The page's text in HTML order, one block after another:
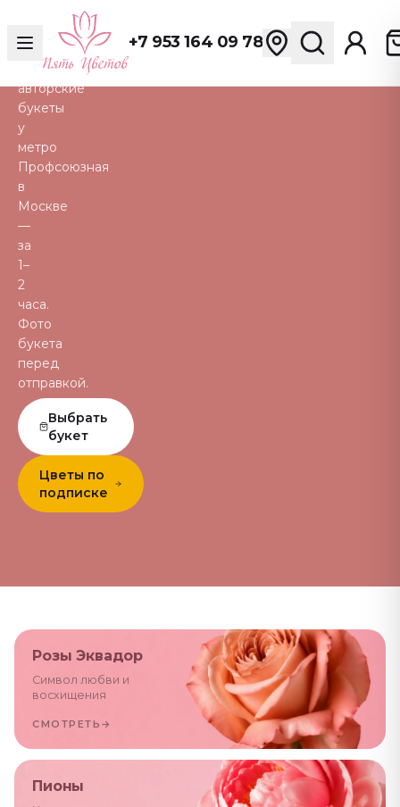
+7 953 164 09 78
пионы,
тюльпаны
авторские
букеты
у
метро
Профсоюзная
в
Москве
—
за
1–
2
часа.
Фото
букета
перед
отправкой.
Выбрать
букет
Цветы по
подписке
Розы Эквадор
Символ любви и
восхищения
СМОТРЕТЬ →
Пионы